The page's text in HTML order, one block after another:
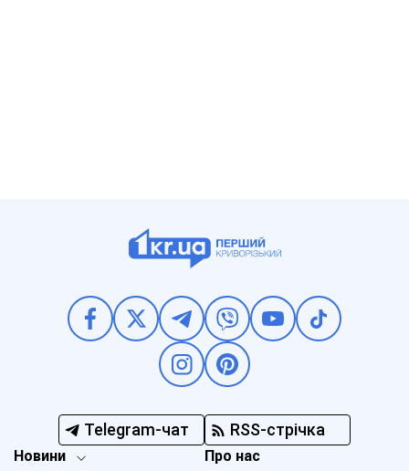
Telegram-чат RSS-стрічка
Новини Про нас